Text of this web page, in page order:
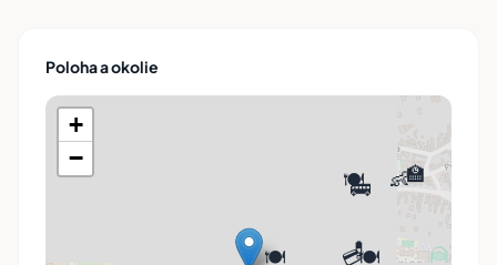
Poloha a okolie
🚌
🏫
👶
💊
🍽️ 🍽️
🍽️
💳
+
−